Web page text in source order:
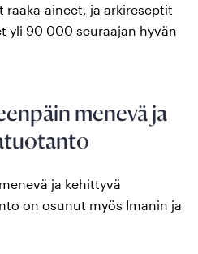
aineet, ja arkireseptit
yli 90 000 seuraajan hyvän
menevä ja
ja kehittyvä
on osunut myös Imanin ja